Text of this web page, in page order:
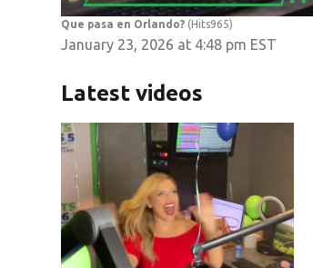
Que pasa en Orlando? (Hits965)
January 23, 2026 at 4:48 pm EST
Latest videos